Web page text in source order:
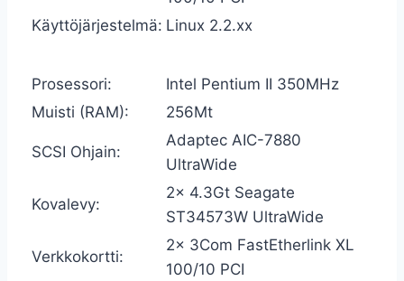
Käyttöjärjestelmä: Linux 2.2.xx
Prosessori:
Intel Pentium II 350MHz
Muisti (RAM):
256Mt
SCSI Ohjain:
Adaptec AIC-7880
UltraWide
Kovalevy:
2x 4.3Gt Seagate
ST34573W UltraWide
Verkkokortti:
2x 3Com FastEtherlink XL
100/10 PCI